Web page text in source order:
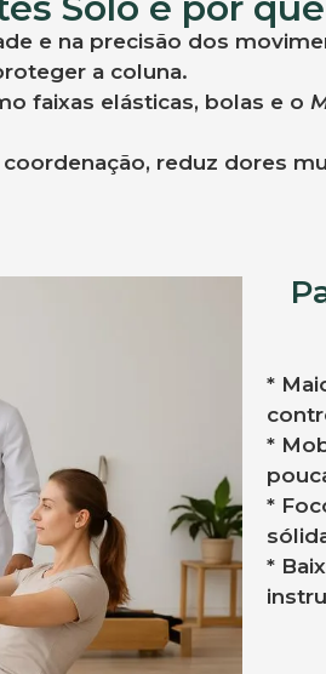
e na precisão dos
a coluna.
faixas elásticas, bolas e o
reduz dores
*
*
*
*